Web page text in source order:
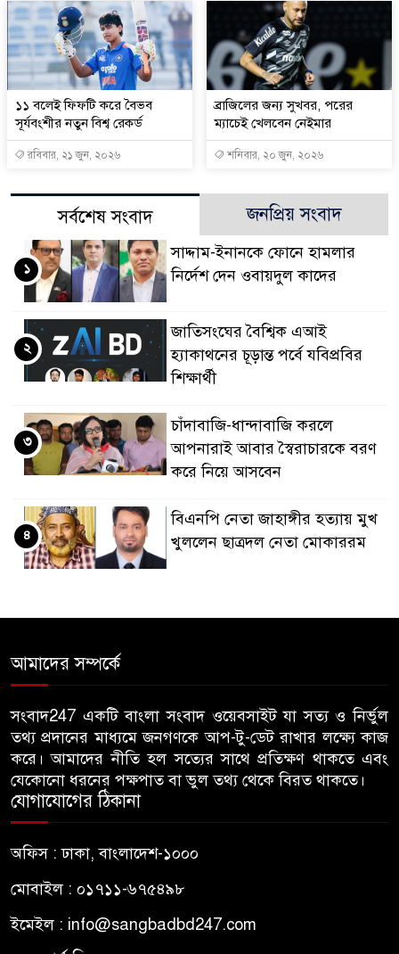
১১ বলেই ফিফটি করে বৈভব
সূর্যবংশীর নতুন বিশ্ব রেকর্ড
রবিবার, ২১ জুন, ২০২৬
ব্রাজিলের জন্য সুখবর, পরের
ম্যাচেই খেলবেন নেইমার
শনিবার, ২০ জুন, ২০২৬
সর্বশেষ সংবাদ জনপ্রিয় সংবাদ
সাদ্দাম-ইনানকে ফোনে হামলার
নির্দেশ দেন ওবায়দুল কাদের
১
জাতিসংঘের বৈশ্বিক এআই
হ্যাকাথনের চূড়ান্ত পর্বে যবিপ্রবির
শিক্ষার্থী
২
চাঁদাবাজি-ধান্দাবাজি করলে
আপনারাই আবার স্বৈরাচারকে বরণ
করে নিয়ে আসবেন
৩
বিএনপি নেতা জাহাঙ্গীর হত্যায় মুখ
খুললেন ছাত্রদল নেতা মোকাররম
৪
জামায়াতের কর্মসূচিতে বিএনপির
মারধর
হামলার উদ্যেশ্যে শিবিরের মেসের
তথ্য সংগ্রহ, ছাত্রদল সভাপতিকে
সাবেক শিবির সভাপতির কড়া বার্তা
৬
ভিপির তদবির
৭
বিএনপি নেতাদের ফুল দিয়ে মঞ্চে
উঠলেন আ.লীগ নেতা
৮
আমাদের সম্পর্কে
সংবাদ247 একটি বাংলা সংবাদ ওয়েবসাইট যা সত্য ও নির্ভুল
তথ্য প্রদানের মাধ্যমে জনগণকে আপ-টু-ডেট রাখার লক্ষ্যে কাজ
করে। আমাদের নীতি হল সত্যের সাথে প্রতিক্ষণ থাকতে এবং
যেকোনো ধরনের পক্ষপাত বা ভুল তথ্য থেকে বিরত থাকতে।
যোগাযোগের ঠিকানা
অফিস : ঢাকা, বাংলাদেশ-১০০০
মোবাইল : ০১৭১১-৬৭৫৪৯৮
ইমেইল : info@sangbadbd247.com